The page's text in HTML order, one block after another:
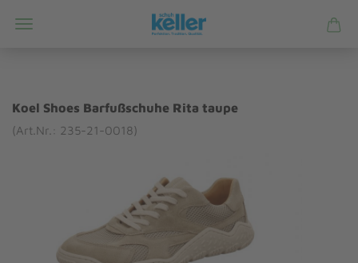
Koel Shoes Barfußschuhe Rita taupe
(Art.Nr.: 235-21-0018)